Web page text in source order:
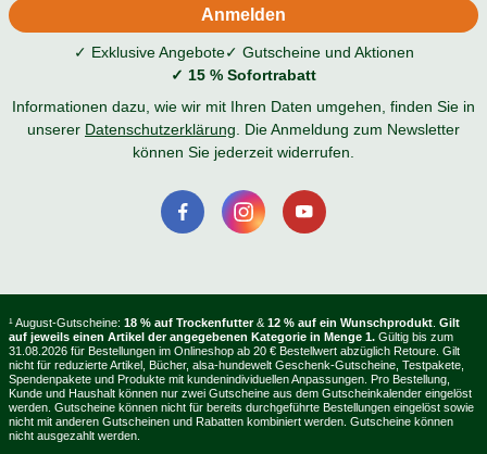
✓ Exklusive Angebote✓ Gutscheine und Aktionen
✓ 15 % Sofortrabatt
Informationen dazu, wie wir mit Ihren Daten umgehen, finden Sie in
unserer Datenschutzerklärung . Die Anmeldung zum Newsletter
können Sie jederzeit widerrufen.
¹ August-Gutscheine: 18 % auf Trockenfutter & 12 % auf ein Wunschprodukt Gilt
auf jeweils einen Artikel der angegebenen Kategorie in Menge 1. Gültig bis zum
31.08.2026 für Bestellungen im Onlineshop ab 20 € Bestellwert abzüglich Retoure. Gilt
nicht für reduzierte Artikel, Bücher, alsa-hundewelt Geschenk-Gutscheine, Testpakete,
Spendenpakete und Produkte mit kundenindividuellen Anpassungen. Pro Bestellung,
Kunde und Haushalt können nur zwei Gutscheine aus dem Gutscheinkalender eingelöst
werden. Gutscheine können nicht für bereits durchgeführte Bestellungen eingelöst sowie
nicht mit anderen Gutscheinen und Rabatten kombiniert werden. Gutscheine können
nicht ausgezahlt werden.